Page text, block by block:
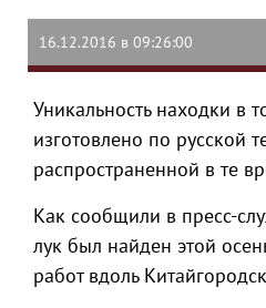
16.12.2016 в 09:26:00
Уникальность находки в
изготовлено по русской
распространенной в те
Как сообщили в пресс-
лук был найден этой
работ вдоль